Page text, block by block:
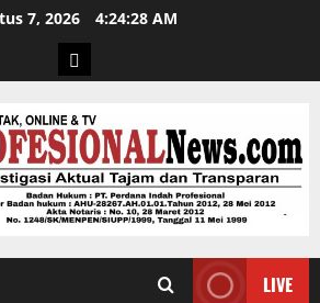
7, 2026 4:24:29 AM
LIVE